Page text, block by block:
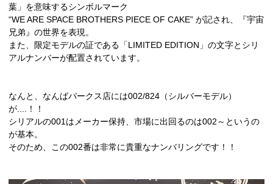
葉」を意味するシンボルマーク
“WE ARE SPACE BROTHERS PIECE OF CAKE” が記され、『宇宙
兄弟』の世界を表現。
また、限定モデルの証である「LIMITED EDITION」の文字とシリ
アルナンバーが配置されています。
なんと、なんばパークス店には002/824（シルバーモデル）
が....！！
シリアルの001はメーカー保持、市場に出回るのは002～というの
が基本。
そのため、この002番は非常に貴重なナンバリングです！！